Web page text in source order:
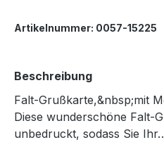
Artikelnummer: 0057-15225
Beschreibung
Falt-Grußkarte,&nbsp;mit
Diese wunderschöne Falt-
unbedruckt, sodass Sie